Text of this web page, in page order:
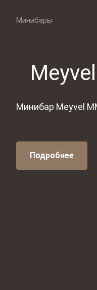
Минибары
Минибар Meyvel
Подробнее